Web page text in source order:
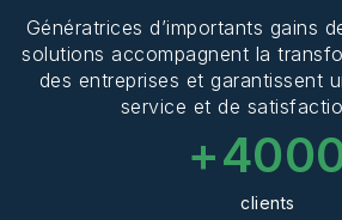
Génératrices d’importants gains
solutions accompagnent la
des entreprises et garantissent
service et de
clients
+